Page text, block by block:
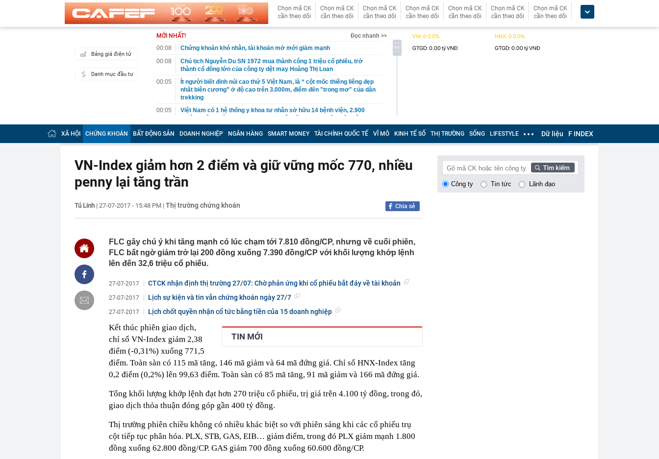
Chọn mã CK
cần theo dõi
Chọn mã CK
cần theo dõi
Chọn mã CK
cần theo dõi
Chọn mã CK
cần theo dõi
Chọn mã CK
cần theo dõi
Chọn mã CK
cần theo dõi
Chọn mã CK
cần theo dõi
Bảng giá điện tử
Danh mục đầu tư
MỚI NHẤT!
Đọc nhanh >>
00:08
Chứng khoán khó nhằn, tài khoản mở mới giảm mạnh
00:08
Chủ tịch Nguyễn Du SN 1972 mua thành công 1 triệu cổ phiếu, trở
thành cổ đông lớn của công ty dệt may Hoàng Thị Loan
00:05
Ít người biết đỉnh núi cao thứ 5 Việt Nam, là “ cột mốc thiêng liêng đẹp
nhất biên cương” ở độ cao trên 3.000m, điểm đến "trong mơ" của dân
trekking
00:05
Việt Nam có 1 hệ thống y khoa tư nhân sở hữu 14 bệnh viện, 2.900
2026"
56 mã chứng khoán bị HoSE cắt margin trong tháng 8
năm 2026, lợi nhuận tăng hơn 120%
Chứng khoán Vietcap dự phóng VN-Index có thể chạm mốc 1.885 điểm
ngay trong tháng 8
Viettel Global
5 thỏi vàng giấu trong nhiều ngăn bí mật - giá trị hơn 18 tỷ đồng
23:28
4 dấu hiệu nhận biết ngôi nhà có phong thuỷ không thuận lợi
23:12
Quốc gia có lượng khách đến Việt Nam đông nhất 7 tháng đầu năm,
Người bán trái cây tiết lộ: Khách thường chọn quả to, người trong
nghề lại kiểm tra 5 chi tiết này trước
23:00
Tiếp viên tàu cao tốc quỳ gối 1h an ủi khách: 7 năm sau ở khách sạn 5
sao nhiều hơn ở nhà, bay hạng thương gia
22:34
Cụ bà 70 tuổi có xương trẻ khỏe như phụ nữ 30, bác sĩ kinh ngạc khi
biết bí quyết
22:34
Ngôi nhà chứa đựng tâm huyết của NSND Tự Long
22:31
Giá vàng vượt 4.300 USD/ounce, chuyên gia dự báo đỉnh mới
22:30
Một doanh nghiệp dầu khí đem hơn 42.200 tỷ đồng gửi ngân hàng
22:08
Lời khuyên cho những người không rút điện ấm siêu tốc trước khi ngủ
22:06
Nga được cho là có thêm "lá bài" từ Triều Tiên: Điểm yếu của Ukraine
có thể bị khoét sâu?
XÃ HỘI CHỨNG KHOÁN BẤT ĐỘNG SẢN DOANH NGHIỆP NGÂN HÀNG SMART MONEY TÀI CHÍNH QUỐC TẾ VĨ MÔ KINH TẾ SỐ THỊ TRƯỜNG SỐNG LIFESTYLE Dữ liệu F INDEX
VN-Index giảm hơn 2 điểm và giữ vững mốc 770, nhiều
penny lại tăng trần
Tú Linh | 27-07-2017 - 15:48 PM | Thị trường chứng khoán Chia sẻ
FLC gây chú ý khi tăng mạnh có lúc chạm tới 7.810 đồng/CP, nhưng về cuối phiên,
FLC bất ngờ giảm trở lại 200 đồng xuống 7.390 đồng/CP với khối lượng khớp lệnh
lên đến 32,6 triệu cổ phiếu.
27-07-2017 CTCK nhận định thị trường 27/07: Chờ phản ứng khi cổ phiếu bắt đáy về tài khoản
27-07-2017 Lịch sự kiện và tin vắn chứng khoán ngày 27/7
27-07-2017 Lịch chốt quyền nhận cổ tức bằng tiền của 15 doanh nghiệp
TIN MỚI
Kết thúc phiên giao dịch,
chỉ số VN-Index giảm 2,38
điểm (-0,31%) xuống 771,5
điểm. Toàn sàn có 115 mã tăng, 146 mã giảm và 64 mã đứng giá. Chỉ số HNX-Index tăng
0,2 điểm (0,2%) lên 99,63 điểm. Toàn sàn có 85 mã tăng, 91 mã giảm và 166 mã đứng giá.
Tổng khối lượng khớp lệnh đạt hơn 270 triệu cổ phiếu, trị giá trên 4.100 tỷ đồng, trong đó,
giao dịch thỏa thuận đóng góp gần 400 tỷ đồng.
Thị trường phiên chiều không có nhiều khác biệt so với phiên sáng khi các cổ phiếu trụ
cột tiếp tục phân hóa. PLX, STB, GAS, EIB… giảm điểm, trong đó PLX giảm mạnh 1.800
đồng xuống 62.800 đồng/CP. GAS giảm 700 đồng xuống 60.600 đồng/CP.
Công ty Tin tức Lãnh đạo